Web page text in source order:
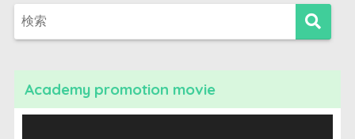
Academy promotion movie